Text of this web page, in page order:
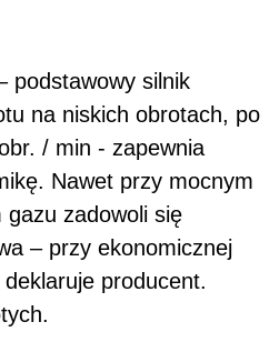
podstawowy silnik
na niskich obrotach, po
/ min - zapewnia
Nawet przy mocnym
gazu zadowoli się
– przy ekonomicznej
producent.